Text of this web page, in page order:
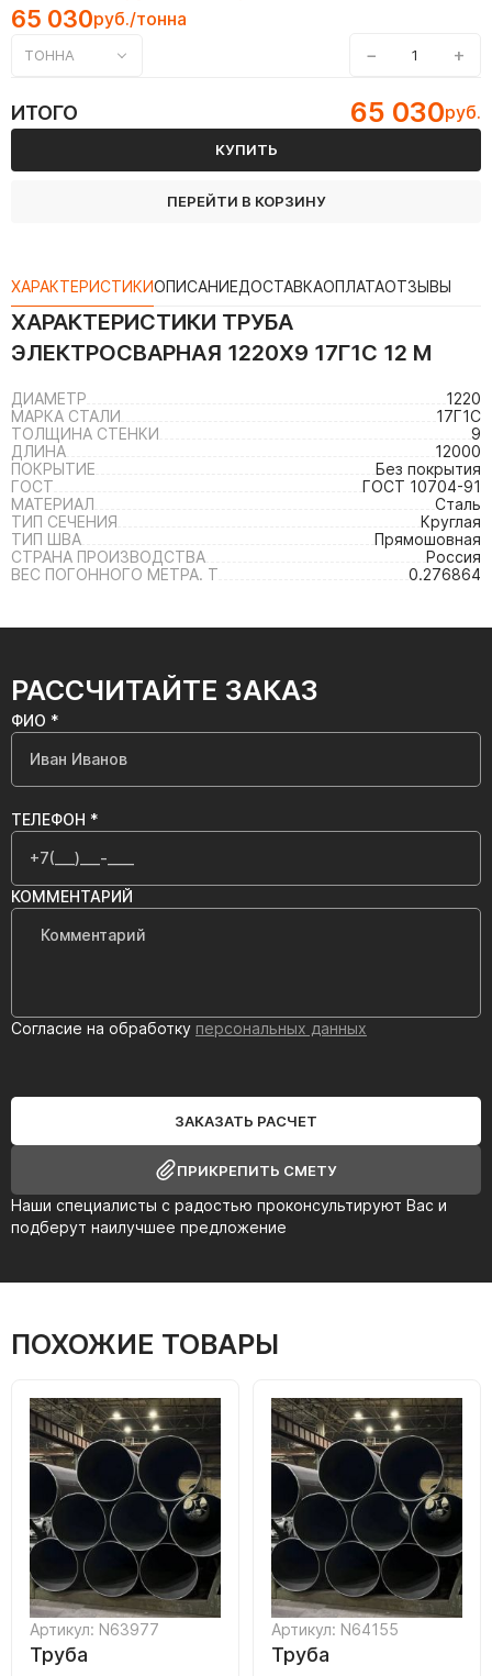
65 030руб./тонна
ТОННА − +
ИТОГО 65 030руб.
КУПИТЬ
ПЕРЕЙТИ В КОРЗИНУ
ХАРАКТЕРИСТИКИОПИСАНИЕДОСТАВКАОПЛАТАОТЗЫВЫ
ХАРАКТЕРИСТИКИ ТРУБА
ЭЛЕКТРОСВАРНАЯ 1220Х9 17Г1С 12 М
ДИАМЕТР
1220
МАРКА СТАЛИ
17Г1С
ТОЛЩИНА СТЕНКИ
9
ДЛИНА
12000
ПОКРЫТИЕ
Без покрытия
ГОСТ
ГОСТ 10704-91
МАТЕРИАЛ
Сталь
ТИП СЕЧЕНИЯ
Круглая
ТИП ШВА
Прямошовная
СТРАНА ПРОИЗВОДСТВА
Россия
ВЕС ПОГОННОГО МЕТРА. Т
0.276864
РАССЧИТАЙТЕ ЗАКАЗ
Наши специалисты с радостью проконсультируют Вас и
подберут наилучшее предложение
ФИО *
ТЕЛЕФОН *
КОММЕНТАРИЙ
Согласие на обработку персональных данных
ЗАКАЗАТЬ РАСЧЕТ
ПРИКРЕПИТЬ СМЕТУ
ПОХОЖИЕ ТОВАРЫ
Артикул: N63977
Труба
Артикул: N64155
Труба